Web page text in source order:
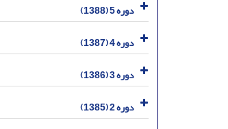
دوره 5 (1388)
دوره 4 (1387)
دوره 3 (1386)
دوره 2 (1385)